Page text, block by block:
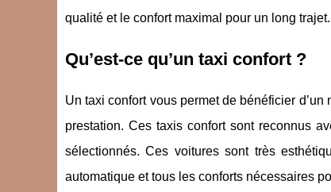
qualité et le confort maximal pour un long trajet.
Qu’est-ce qu’un taxi confort ?
Un taxi confort vous permet de bénéficier
prestation. Ces taxis confort sont reconnus
sélectionnés. Ces voitures sont très
automatique et tous les conforts nécessaires